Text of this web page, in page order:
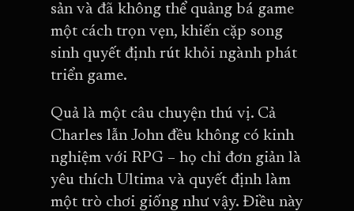
sản và đã không thể quảng bá game
một cách trọn vẹn, khiến cặp song
sinh quyết định rút khỏi ngành phát
triển game.
Quả là một câu chuyện thú vị. Cả
Charles lẫn John đều không có kinh
nghiệm với RPG – họ chỉ đơn giản là
yêu thích Ultima và quyết định làm
một trò chơi giống như vậy. Điều này